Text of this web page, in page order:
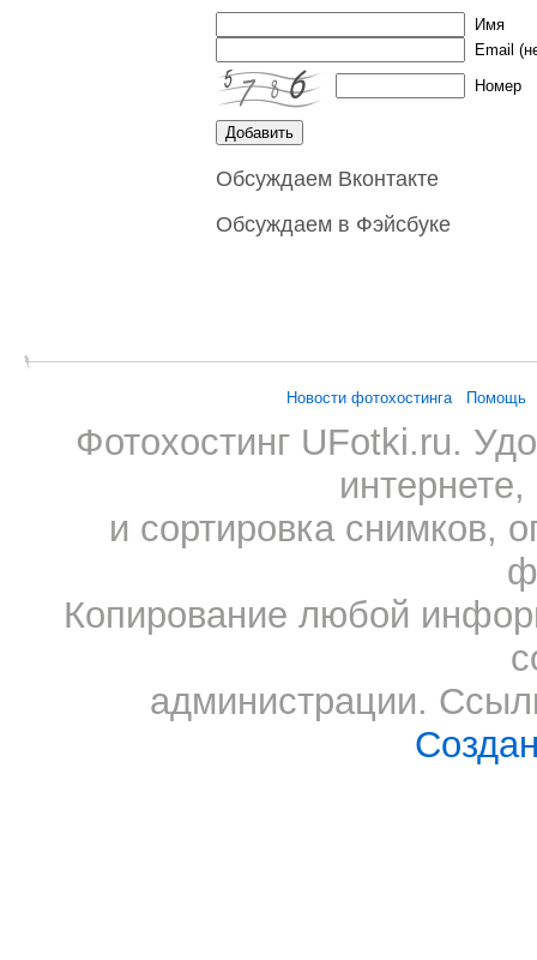
Имя
Email
Номер
Обсуждаем Вконтакте
Обсуждаем в Фэйсбуке
Новости фотохостинга Помощь
Фотохостинг UFotki.ru.
и сортировка снимков,
Копирование любой
администрации.